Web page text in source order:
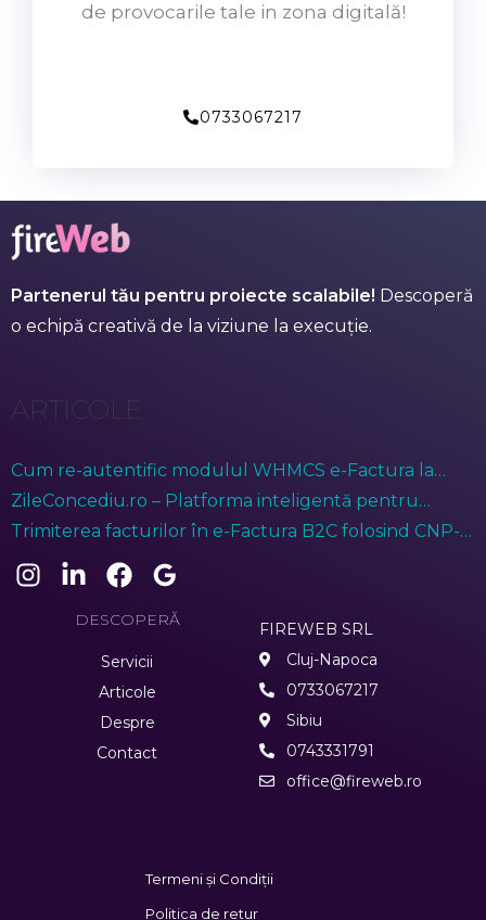
de provocarile tale in zona digitală!
0733067217
Partenerul tău pentru proiecte scalabile! Descoperă
o echipă creativă de la viziune la execuție.
ARTICOLE
Cum re-autentific modulul WHMCS e-Factura la
ANAF?
ZileConcediu.ro – Platforma inteligentă pentru
gestionarea prezenței angajaților
Trimiterea facturilor în e-Factura B2C folosind CNP-ul
anonimizat (treisprezece de zero)
DESCOPERĂ
Servicii
Articole
Despre
Contact
FIREWEB SRL
Cluj-Napoca
0733067217
Sibiu
0743331791
office@fireweb.ro
Termeni și Condiții
Politica de retur